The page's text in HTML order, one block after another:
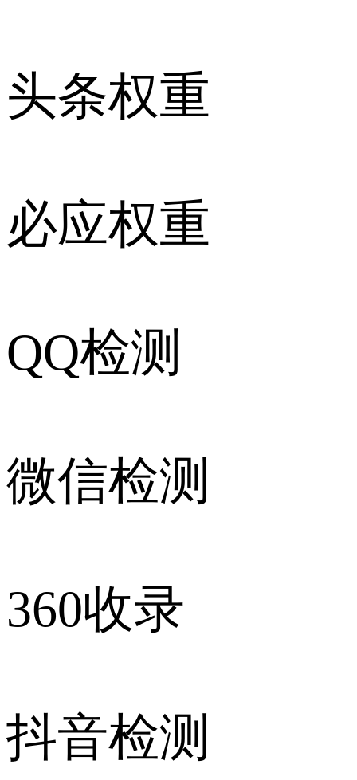
头条权重
必应权重
QQ检测
微信检测
360收录
抖音检测